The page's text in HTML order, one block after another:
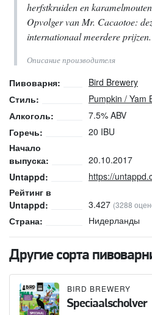
herfstkruiden en
Opvolger van Mr. Cacaotoe:
internationaal meerdere prijzen.
Описание производителя
Пивоварня:
Bird Brewery
Стиль:
Pumpkin / Yam
Алкоголь:
7.5% ABV
Горечь:
20 IBU
Начало
выпуска:
20.10.2017
Untappd:
https://
Рейтинг в
Untappd:
3.427 (3288
Страна: Нидерланды
Другие сорта
BIRD BREWERY
Speciaalscholver